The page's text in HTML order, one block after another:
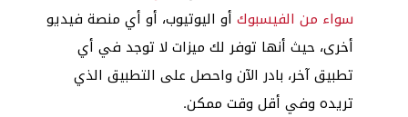
سواء من الفيسبوك أو اليوتيوب، أو أي منصة فيديو
أخرى، حيث أنها توفر لك ميزات لا توجد في أي
تطبيق آخر، بادر الآن واحصل على التطبيق الذي
تريده وفي أقل وقت ممكن.